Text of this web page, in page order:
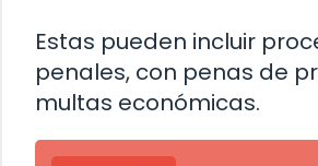
Estas pueden incluir
penales, con penas de
multas económicas.